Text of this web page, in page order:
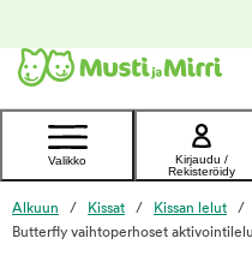
Ota yhteyttä
asiakaspalveluun
Valikko
Kirjaudu /
Rekisteröidy
Alkuun Kissat Kissan lelut
Butterfly vaihtoperhoset